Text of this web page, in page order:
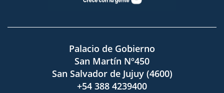
Palacio de Gobierno
San Martín Nº450
San Salvador de Jujuy (4600)
+54 388 4239400